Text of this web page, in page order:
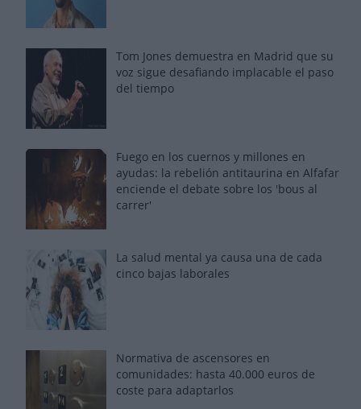
Tom Jones demuestra en Madrid que su
voz sigue desafiando implacable el paso
del tiempo
Fuego en los cuernos y millones en
ayudas: la rebelión antitaurina en Alfafar
enciende el debate sobre los 'bous al
carrer'
La salud mental ya causa una de cada
cinco bajas laborales
Normativa de ascensores en
comunidades: hasta 40.000 euros de
coste para adaptarlos